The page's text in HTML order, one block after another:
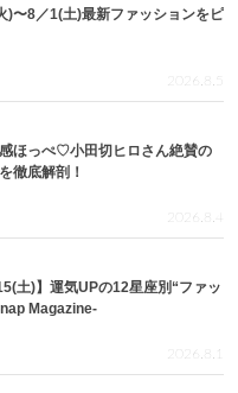
)〜8／1(土)最新ファッションをピ
2026.8.5
ほっぺ♡小田切ヒロさん絶賛の
徹底解剖！
2026.8.4
土)】運気UPの12星座別“ファッ
Magazine-
2026.8.1